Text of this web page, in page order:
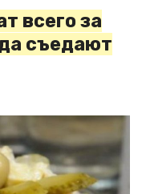
всего за
съедают